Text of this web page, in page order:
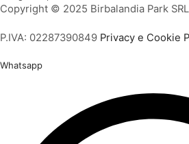
Copyright © 2025 Birbalandia Park SRL
P.IVA: 02287390849 Privacy e Cookie
Whatsapp